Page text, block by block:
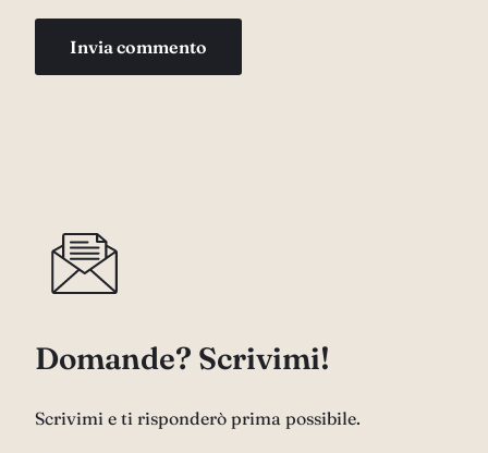
Domande? Scrivimi!
Scrivimi e ti risponderò prima possibile.